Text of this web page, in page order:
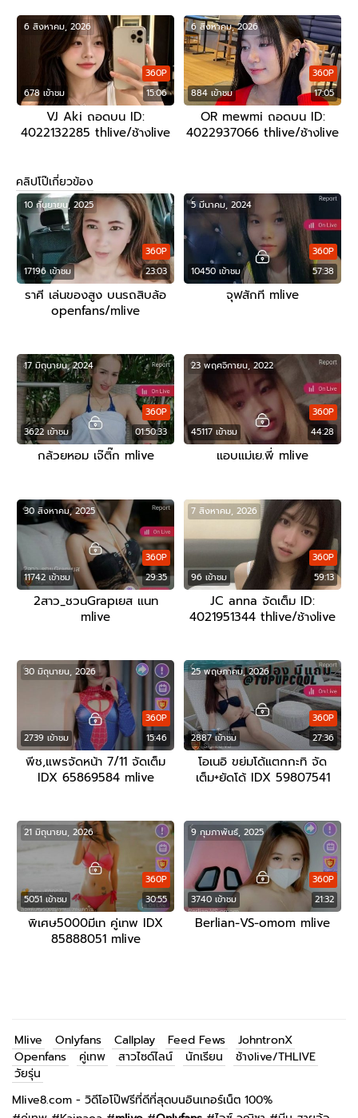
678 เข้าชม 15:06
360P
6 สิงหาคม, 2026
VJ Aki ถอดบน ID:
4022132285 thlive/ช้างlive
884 เข้าชม 17:05
360P
6 สิงหาคม, 2026
OR mewmi ถอดบน ID:
4022937066 thlive/ช้างlive
คลิปโป๊เกี่ยวข้อง
17196 เข้าชม 23:03
360P
10 กันยายน, 2025
ราศี เล่นของสูง บนรถสิบล้อ
openfans/mlive
10450 เข้าชม 57:38
360P
5 มีนาคม, 2024
จุฟสักที mlive
3622 เข้าชม 01:50:33
360P
17 มิถุนายน, 2024
กล้วยหอม เจ๊ติ๊ก mlive
45117 เข้าชม 44:28
360P
23 พฤศจิกายน, 2022
แอบแม่เย.พี่ mlive
11742 เข้าชม 29:35
360P
30 สิงหาคม, 2025
2สาว_ชวนGrapเยส แนท
mlive
96 เข้าชม 59:13
360P
7 สิงหาคม, 2026
JC anna จัดเต็ม ID:
4021951344 thlive/ช้างlive
2739 เข้าชม 15:46
360P
30 มิถุนายน, 2026
พีช,แพรจัดหน้า 7/11 จัดเต็ม
IDX 65869584 mlive
2887 เข้าชม 27:36
360P
25 พฤษภาคม, 2026
โอเนอิ ขย่มโด้แตกกะทิ จัด
เต็ม+ยัดโด้ IDX 59807541
5051 เข้าชม 30:55
360P
21 มิถุนายน, 2026
พิเศษ5000มีเท คู่เทพ IDX
85888051 mlive
3740 เข้าชม 21:32
360P
9 กุมภาพันธ์, 2025
Berlian-VS-omom mlive
Mlive Onlyfans Callplay Feed Fews
JohntronX
Openfans
คู่เทพ สาวไซด์ไลน์ นักเรียน
ช้างlive/THLIVE
วัยรุ่น
Mlive8.com - วิดีโอโป๊ฟรีที่ดีที่สุดบนอินเทอร์เน็ต 100%